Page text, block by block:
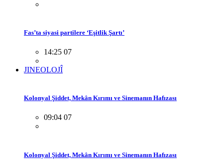
Fas’ta siyasi partilere ‘Eşitlik Şartı’
14:25 07
JINEOLOJÎ
Kolonyal Şiddet, Mekân Kırımı ve Sinemanın Hafızası
09:04 07
Kolonyal Şiddet, Mekân Kırımı ve Sinemanın Hafızası